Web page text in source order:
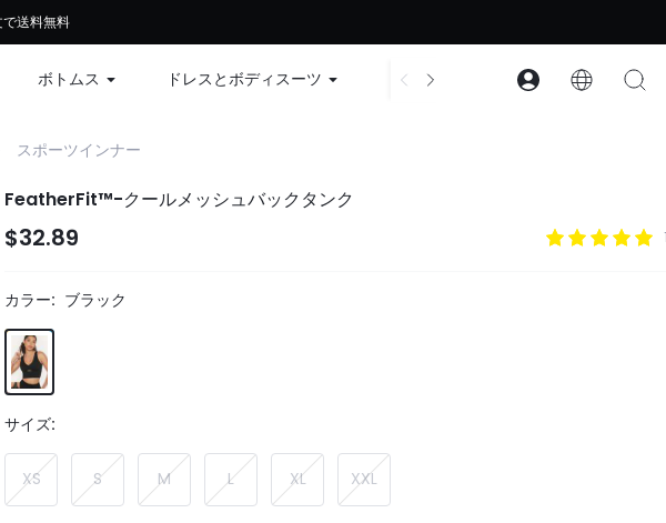
ドル以上で15%オフ | コード：GLOWNEW
送料無料
ボトムス ドレスとボディスーツ アクセサリー コレクション
スポーツインナー
FeatherFit™-クールメッシュバックタンク
$32.89
カラー: ブラック
サイズ:
XS S M L XL XXL